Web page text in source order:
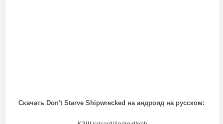
Скачать Don't Starve Shipwrecked на андроид на русском: